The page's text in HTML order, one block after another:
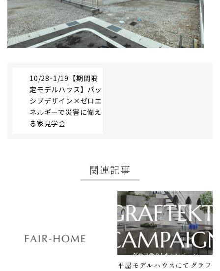
10/28-1/19【期間限
定モデルハウス】パッ
シブデザイン×ゼロエ
ネルギーで災害に備え
る家見学会
関連記事
平屋モデルハウスにてグラフ